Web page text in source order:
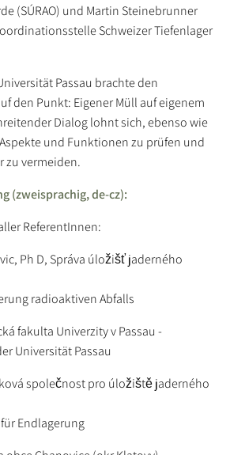
(SÚRAO) und Martin Steinebrunner
Schweizer Tiefenlager
Passau brachte den
den Punkt: Eigener Müll auf eigenem
Dialog lohnt sich, ebenso wie
und Funktionen zu prüfen und
zu vermeiden.
(zweisprachig, de-cz):
ReferentInnen:
Ph D, Správa úložišť jaderného
radioaktiven Abfalls
fakulta Univerzity v Passau -
Universität Passau
společnost pro úložiště jaderného
Endlagerung